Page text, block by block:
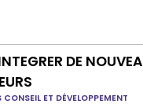
DE
ET DÉVELOPPEMENT